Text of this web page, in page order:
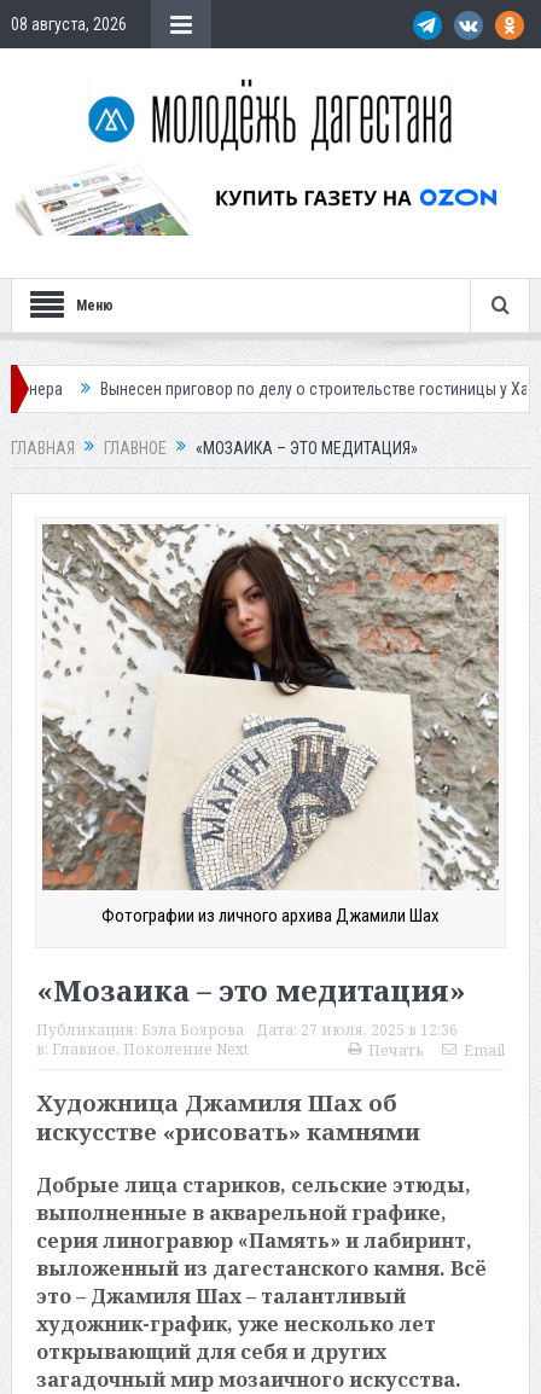
08 августа, 2026
Меню
приговор по делу о строительстве гостиницы у Ханагского водопада
ГЛАВНАЯ ГЛАВНОЕ «МОЗАИКА – ЭТО МЕДИТАЦИЯ»
Фотографии из личного архива Джамили Шах
«Мозаика – это медитация»
Публикация: Бэла Боярова Дата: 27 июля, 2025 в 12:36
в: Главное, Поколение Next Печать Email
Художница Джамиля Шах об
искусстве «рисовать» камнями
Добрые лица стариков, сельские этюды,
выполненные в акварельной графике,
серия линогравюр «Память» и лабиринт,
выложенный из дагестанского камня. Всё
это – Джамиля Шах – талантливый
художник-график, уже несколько лет
открывающий для себя и других
загадочный мир мозаичного искусства.